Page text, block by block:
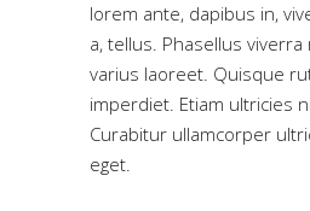
lorem ante, dapibus in,
a, tellus. Phasellus
varius laoreet. Quisque
imperdiet. Etiam ultricies
Curabitur ullamcorper
eget.